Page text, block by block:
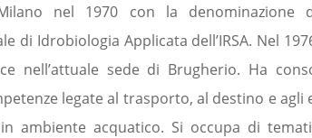
nel 1970 con la denominazione
di Idrobiologia Applicata dell’IRSA. Nel
nell’attuale sede di Brugherio. Ha
legate al trasporto, al destino e agli
ambiente acquatico. Si occupa di